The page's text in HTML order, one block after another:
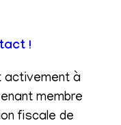
!
activement à
membre
fiscale de